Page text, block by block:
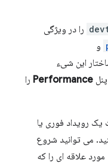
را در ویژگی
و
این شیء
Performance را
یک رویداد فوری یا
می توانید شروع
علاقه ای را که